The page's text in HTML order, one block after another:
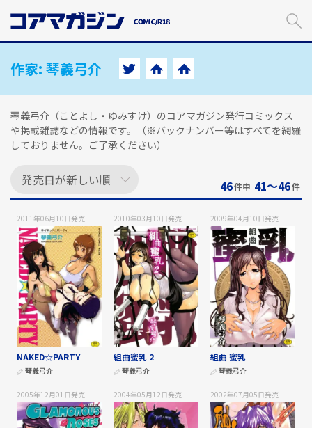
ン
作家: 琴義弓介
琴義弓介（ことよし・ゆみすけ）のコアマガジン発行コミックス
や掲載雑誌などの情報です。（※バックナンバー等はすべてを網羅
しておりません。ご了承ください）
46件中 41〜46件
2011年06月10日発売
NAKED☆PARTY
琴義弓介
2010年03月10日発売
組曲蜜乳 2
琴義弓介
2009年04月10日発売
組曲 蜜乳
琴義弓介
2005年12月01日発売 2004年05月12日発売 2002年07月05日発売